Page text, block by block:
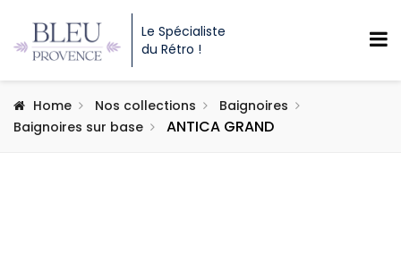
Le Spécialiste
du Rétro !
Home Nos collections
Baignoires
Baignoires sur base
ANTICA GRAND